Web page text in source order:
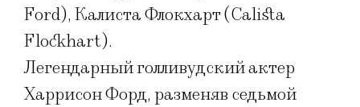
Ford), Калиста Флокхарт (Calista
Flockhart).
Легендарный голливудский актер
Харрисон Форд, разменяв седьмой